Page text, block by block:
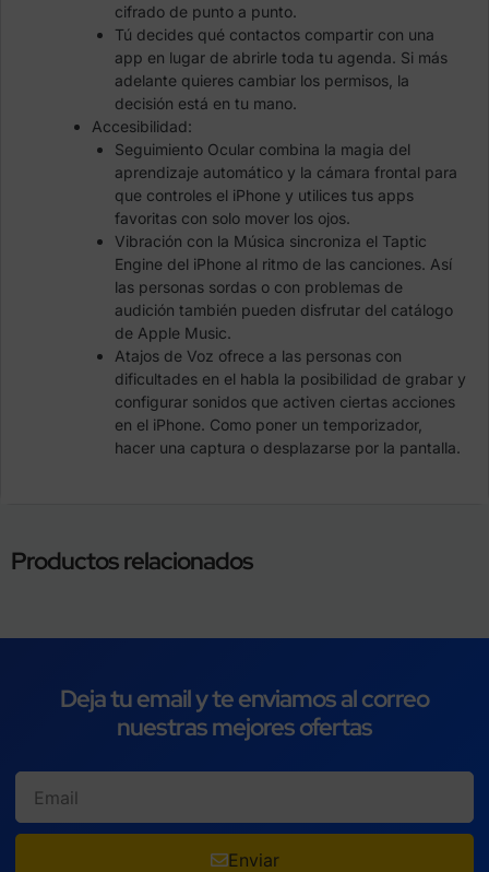
cifrado de punto a punto.
Tú decides qué contactos compartir con una
app en lugar de abrirle toda tu agenda. Si más
adelante quieres cambiar los permisos, la
decisión está en tu mano.
Accesibilidad:
Seguimiento Ocular combina la magia del
aprendizaje automático y la cámara frontal para
que controles el iPhone y utilices tus apps
favoritas con solo mover los ojos.
Vibración con la Música sincroniza el Taptic
Engine del iPhone al ritmo de las canciones. Así
las personas sordas o con problemas de
audición también pueden disfrutar del catálogo
de Apple Music.
Atajos de Voz ofrece a las personas con
dificultades en el habla la posibilidad de grabar y
configurar sonidos que activen ciertas acciones
en el iPhone. Como poner un temporizador,
hacer una captura o desplazarse por la pantalla.
Productos relacionados
Deja tu email y te enviamos al correo
nuestras mejores ofertas
Enviar